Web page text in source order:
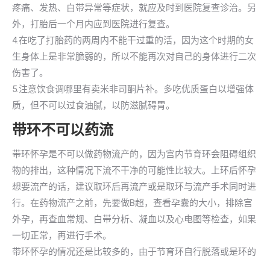
疼痛、发热、白带异常等症状，就应及时到医院复查诊治。另
外，打胎后一个月内应到医院进行复查。
4.在吃了打胎药的两周内不能干过重的活，因为这个时期的女
生身体上是非常脆弱的，所以不能再次对自己的身体进行二次
伤害了。
5.注意饮食调哪里有卖米非司酮片补。多吃优质蛋白以增强体
质，但不可以过食油腻，以防滋腻碍胃。
带环不可以药流
带环怀孕是不可以做药物流产的，因为宫内节育环会阻碍组织
物的排出，这种情况下流不干净的可能性比较大。上环后怀孕
想要流产的话，建议取环后再流产或是取环与流产手术同时进
行。在药物流产之前，先要做B超，查看孕囊的大小，排除宫
外孕，再查血常规、白带分析、凝血以及心电图等检查，如果
一切正常，再进行手术。
带环怀孕的情况还是比较多的，由于节育环自行脱落或是环的